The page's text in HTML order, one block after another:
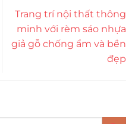
Trang trí nội thất thông
minh với rèm sáo nhựa
giả gỗ chống ẩm và bền
đẹp